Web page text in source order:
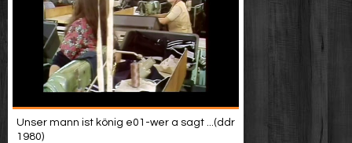
Unser mann ist könig e01-wer a sagt ...(ddr
1980)